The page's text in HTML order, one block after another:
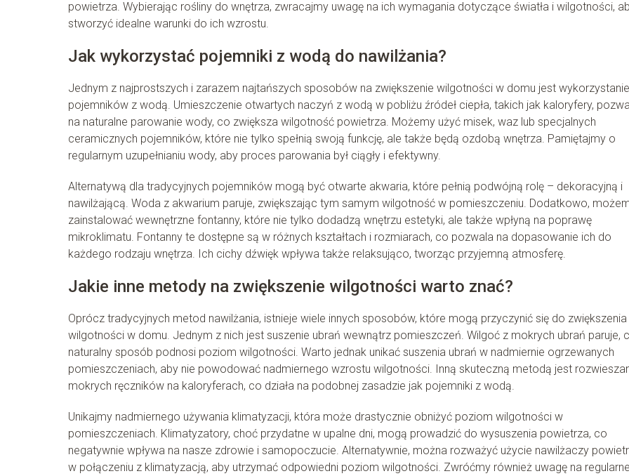
powietrza. Wybierając rośliny do wnętrza, zwracajmy uwagę na ich wymagania dotyczące światła i wilgotności,
stworzyć idealne warunki do ich wzrostu.
Jak wykorzystać pojemniki z wodą do nawilżania?
Jednym z najprostszych i zarazem najtańszych sposobów na zwiększenie wilgotności w domu jest wykorzystanie
pojemników z wodą. Umieszczenie otwartych naczyń z wodą w pobliżu źródeł ciepła, takich jak kaloryfery,
na naturalne parowanie wody, co zwiększa wilgotność powietrza. Możemy użyć misek, waz lub specjalnych
ceramicznych pojemników, które nie tylko spełnią swoją funkcję, ale także będą ozdobą wnętrza. Pamiętajmy o
regularnym uzupełnianiu wody, aby proces parowania był ciągły i efektywny.
Alternatywą dla tradycyjnych pojemników mogą być otwarte akwaria, które pełnią podwójną rolę – dekoracyjną i
nawilżającą. Woda z akwarium paruje, zwiększając tym samym wilgotność w pomieszczeniu. Dodatkowo,
zainstalować wewnętrzne fontanny, które nie tylko dodadzą wnętrzu estetyki, ale także wpłyną na poprawę
mikroklimatu. Fontanny te dostępne są w różnych kształtach i rozmiarach, co pozwala na dopasowanie ich do
każdego rodzaju wnętrza. Ich cichy dźwięk wpływa także relaksująco, tworząc przyjemną atmosferę.
Jakie inne metody na zwiększenie wilgotności warto znać?
Oprócz tradycyjnych metod nawilżania, istnieje wiele innych sposobów, które mogą przyczynić się do zwiększenia
wilgotności w domu. Jednym z nich jest suszenie ubrań wewnątrz pomieszczeń. Wilgoć z mokrych ubrań paruje,
naturalny sposób podnosi poziom wilgotności. Warto jednak unikać suszenia ubrań w nadmiernie ogrzewanych
pomieszczeniach, aby nie powodować nadmiernego wzrostu wilgotności. Inną skuteczną metodą jest
mokrych ręczników na kaloryferach, co działa na podobnej zasadzie jak pojemniki z wodą.
Unikajmy nadmiernego używania klimatyzacji, która może drastycznie obniżyć poziom wilgotności w
pomieszczeniach. Klimatyzatory, choć przydatne w upalne dni, mogą prowadzić do wysuszenia powietrza, co
negatywnie wpływa na nasze zdrowie i samopoczucie. Alternatywnie, można rozważyć użycie nawilżaczy
w połączeniu z klimatyzacją, aby utrzymać odpowiedni poziom wilgotności. Zwróćmy również uwagę na regularne